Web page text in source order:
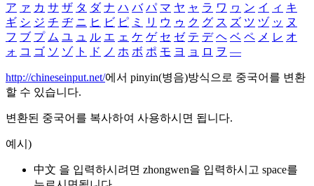
ア ァ カ サ ザ タ ダ ナ ハ バ パ マ ヤ ャ ラ ワ ヮ ン イ ィ キ
ギ シ ジ チ ヂ ニ ヒ ビ ピ ミ リ ウ ゥ ク グ ス ズ ツ ヅ ッ ヌ
フ ブ プ ム ユ ュ ル エ ェ ケ ゲ セ ゼ テ デ ヘ ベ ペ メ レ オ
ォ コ ゴ ソ ゾ ト ド ノ ホ ボ ポ モ ヨ ョ ロ ヲ ―
http://chineseinput.net/에서 pinyin(병음)방식으로 중국어를 변환
할 수 있습니다.
변환된 중국어를 복사하여 사용하시면 됩니다.
예시)
中文 을 입력하시려면 zhongwen을 입력하시고 space를